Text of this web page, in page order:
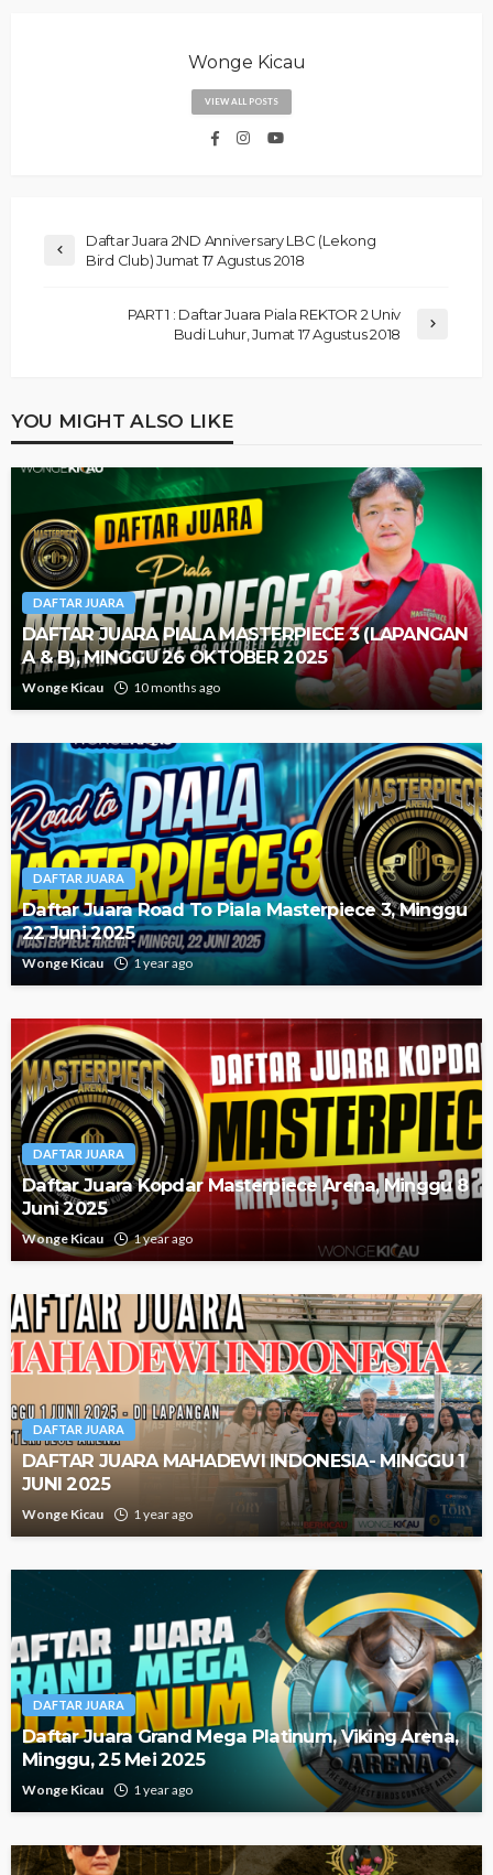
Wonge Kicau
VIEW ALL POSTS
Daftar Juara 2ND Anniversary LBC (Lekong
Bird Club) Jumat 17 Agustus 2018
PART 1 : Daftar Juara Piala REKTOR 2 Univ
Budi Luhur, Jumat 17 Agustus 2018
YOU MIGHT ALSO LIKE
DAFTAR JUARA
DAFTAR JUARA PIALA MASTERPIECE 3 (LAPANGAN
A & B), MINGGU 26 OKTOBER 2025
Wonge Kicau 10 months ago
DAFTAR JUARA
Daftar Juara Road To Piala Masterpiece 3, Minggu
22 Juni 2025
Wonge Kicau 1 year ago
DAFTAR JUARA
Daftar Juara Kopdar Masterpiece Arena, Minggu 8
Juni 2025
Wonge Kicau 1 year ago
DAFTAR JUARA
DAFTAR JUARA MAHADEWI INDONESIA- MINGGU 1
JUNI 2025
Wonge Kicau 1 year ago
DAFTAR JUARA
Daftar Juara Grand Mega Platinum, Viking Arena,
Minggu, 25 Mei 2025
Wonge Kicau 1 year ago